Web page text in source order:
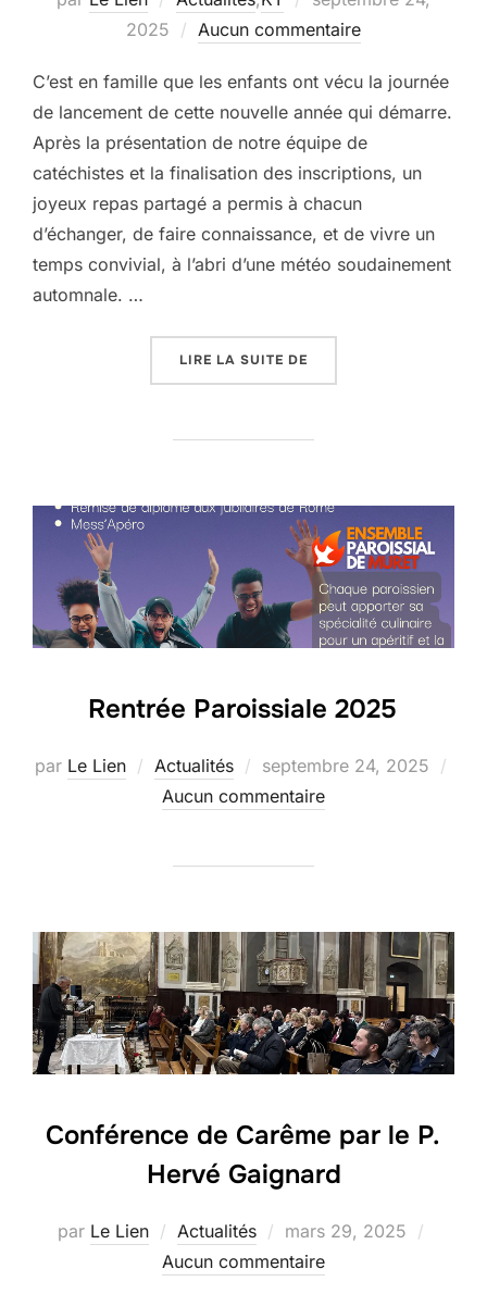
le
2025
Aucun commentaire
C’est en famille que les enfants ont vécu la journée
de lancement de cette nouvelle année qui démarre.
Après la présentation de notre équipe de
catéchistes et la finalisation des inscriptions, un
joyeux repas partagé a permis à chacun
d’échanger, de faire connaissance, et de vivre un
temps convivial, à l’abri d’une météo soudainement
automnale. …
LIRE LA SUITE DE
Rentrée Paroissiale 2025
par Le Lien Actualités
Publié
le
septembre 24, 2025
Aucun commentaire
Conférence de Carême par le P.
Hervé Gaignard
par Le Lien Actualités
Publié
le
mars 29, 2025
Aucun commentaire